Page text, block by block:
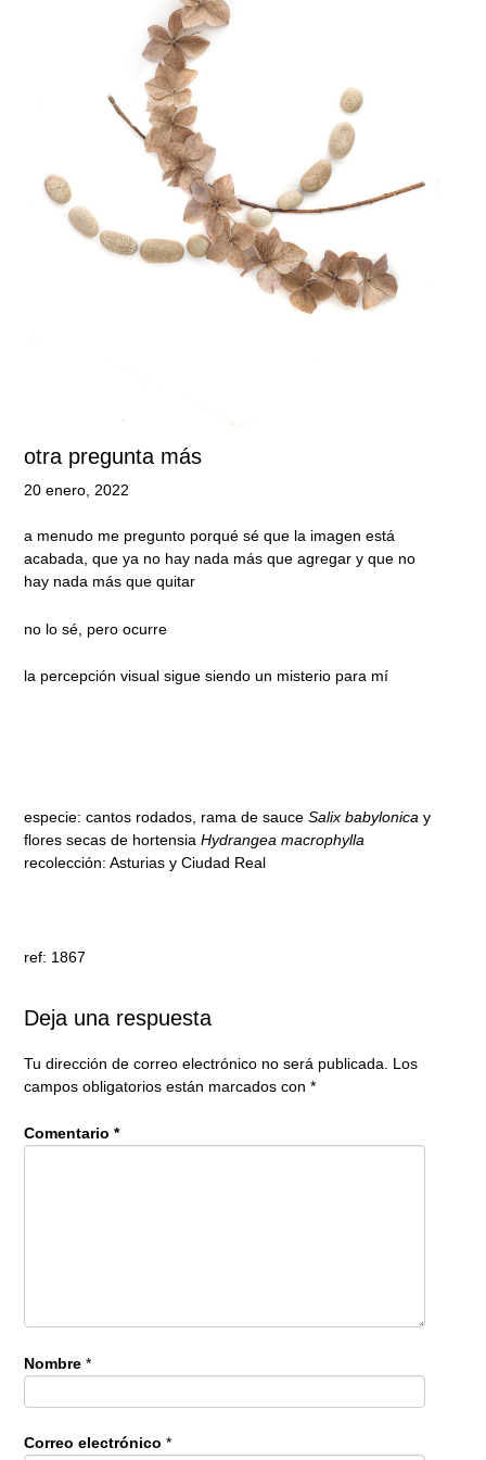
otra pregunta más
20 enero, 2022
a menudo me pregunto porqué sé que la imagen está
acabada, que ya no hay nada más que agregar y que no
hay nada más que quitar
no lo sé, pero ocurre
la percepción visual sigue siendo un misterio para mí
especie: cantos rodados, rama de sauce Salix babylonica y
flores secas de hortensia Hydrangea macrophylla
recolección: Asturias y Ciudad Real
ref: 1867
Deja una respuesta
Tu dirección de correo electrónico no será publicada.
Los
campos obligatorios están marcados con *
Comentario *
Nombre *
Correo electrónico *